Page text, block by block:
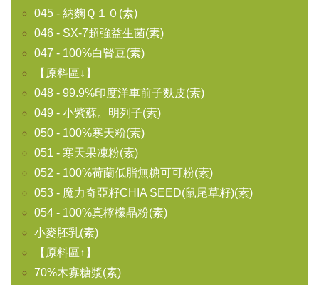
045 - 納麴Ｑ１０(素)
046 - SX-7超強益生菌(素)
047 - 100%白腎豆(素)
【原料區↓】
048 - 99.9%印度洋車前子麩皮(素)
049 - 小紫蘇。明列子(素)
050 - 100%寒天粉(素)
051 - 寒天果凍粉(素)
052 - 100%荷蘭低脂無糖可可粉(素)
053 - 魔力奇亞籽CHIA SEED(鼠尾草籽)(素)
054 - 100%真檸檬晶粉(素)
小麥胚乳(素)
【原料區↑】
70%木寡糖漿(素)